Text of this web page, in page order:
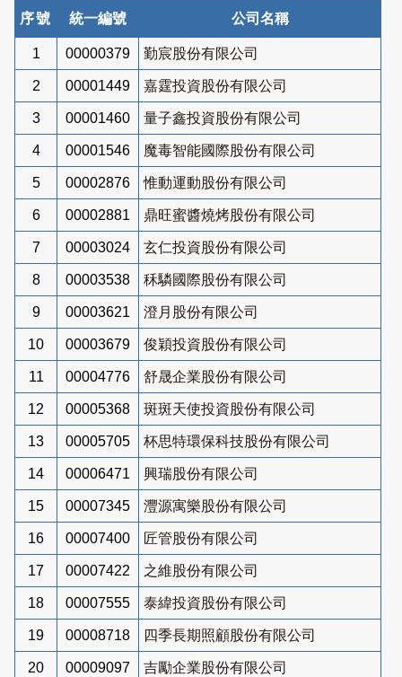
序號 統一編號 公司名稱
1 00000379 勤宸股份有限公司
2 00001449 嘉霆投資股份有限公司
3 00001460 量子鑫投資股份有限公司
4 00001546 魔毒智能國際股份有限公司
5 00002876 惟動運動股份有限公司
6 00002881 鼎旺蜜醬燒烤股份有限公司
7 00003024 玄仁投資股份有限公司
8 00003538 秝驎國際股份有限公司
9 00003621 澄月股份有限公司
10 00003679 俊穎投資股份有限公司
11 00004776 舒晟企業股份有限公司
12 00005368 斑斑天使投資股份有限公司
13 00005705 杯思特環保科技股份有限公司
14 00006471 興瑞股份有限公司
15 00007345 灃源寓樂股份有限公司
16 00007400 匠管股份有限公司
17 00007422 之維股份有限公司
18 00007555 泰緯投資股份有限公司
19 00008718 四季長期照顧股份有限公司
20 00009097 吉勵企業股份有限公司